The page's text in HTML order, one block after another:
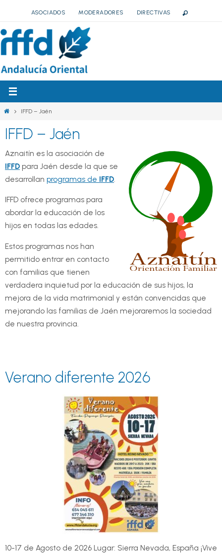
contenido
ASOCIADOS MODERADORES DIRECTIVAS
InicioIFFD – Jaén
IFFD – Jaén
Aznaitín es la asociación de
IFFD para Jaén desde la que se
desarrollan programas de IFFD.
IFFD ofrece programas para
abordar la educación de los
hijos en todas las edades.
Estos programas nos han
permitido entrar en contacto
con familias que tienen
verdadera inquietud por la educación de sus hijos, la
mejora de la vida matrimonial y están convencidas que
mejorando las familias de Jaén mejoraremos la sociedad
de nuestra provincia.
Verano diferente 2026
10-17 de Agosto de 2026 Lugar: Sierra Nevada, España ¡Vive